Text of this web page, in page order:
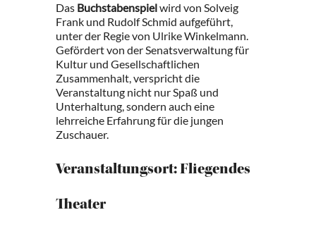
Das Buchstabenspielwird von Solveig
Frank und Rudolf Schmid aufgeführt,
unter der Regie von Ulrike Winkelmann.
Gefördert von der Senatsverwaltung für
Kultur und Gesellschaftlichen
Zusammenhalt, verspricht die
Veranstaltung nicht nur Spaß und
Unterhaltung, sondern auch eine
lehrreiche Erfahrung für die jungen
Zuschauer.
Veranstaltungsort: Fliegendes
Theater